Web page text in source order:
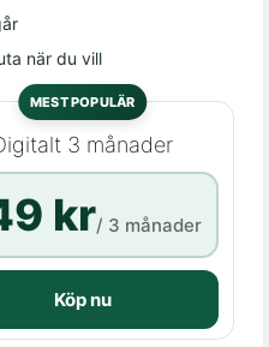
när du vill
MEST POPULÄR
3 månader
kr/ 3 månader
Köp nu